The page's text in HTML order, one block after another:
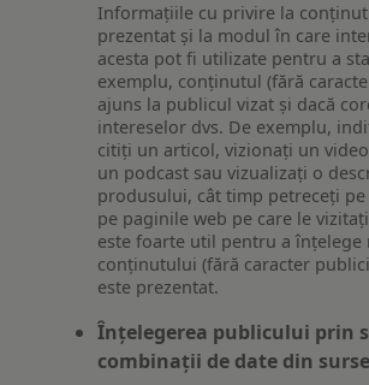
Informațiile cu privire la
prezentat și la modul în care
acesta pot fi utilizate pentru a
exemplu, conținutul (fără
ajuns la publicul vizat și dacă
intereselor dvs. De exemplu,
citiți un articol, vizionați un
un podcast sau vizualizați o
produsului, cât timp petreceți pe
pe paginile web pe care le
este foarte util pentru a înțelege
conținutului (fără caracter
este prezentat.
Înțelegerea publicului prin
combinații de date din